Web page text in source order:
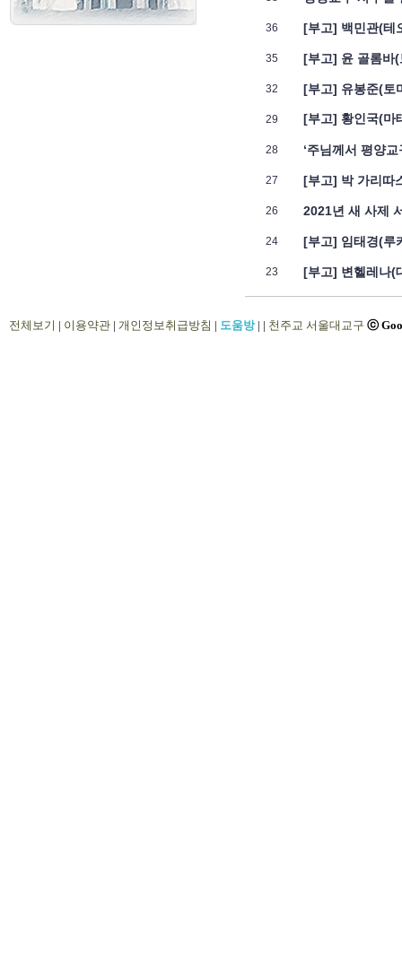
전체보기 | 이용약관 | 개인정보취급방침 | 도움방 | | 천주교 서울대교구 ⓒ